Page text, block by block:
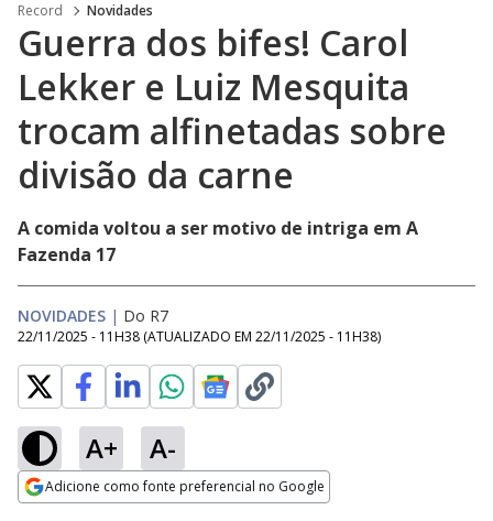
Record Novidades
Guerra dos bifes! Carol
Lekker e Luiz Mesquita
trocam alfinetadas sobre
divisão da carne
A comida voltou a ser motivo de intriga em A
Fazenda 17
NOVIDADES | Do R7
22/11/2025 - 11H38 (ATUALIZADO EM 22/11/2025 - 11H38)
A+ A-
Adicione como fonte preferencial no Google